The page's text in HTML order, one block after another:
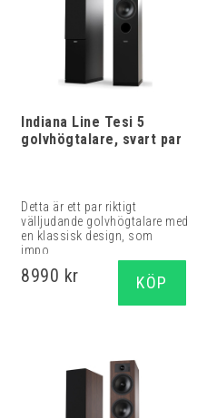
Indiana Line Tesi 5
golvhögtalare, svart par
Detta är ett par riktigt
välljudande golvhögtalare med
en klassisk design, som
impo...
8990 kr KÖP